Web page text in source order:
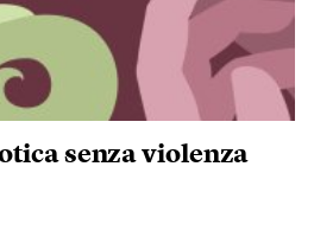
senza violenza